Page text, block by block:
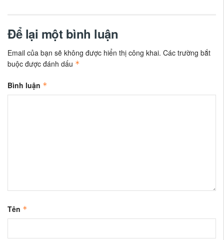
Để lại một bình luận
Email của bạn sẽ không được hiển thị công khai. Các trường bắt
buộc được đánh dấu *
Bình luận *
Tên *